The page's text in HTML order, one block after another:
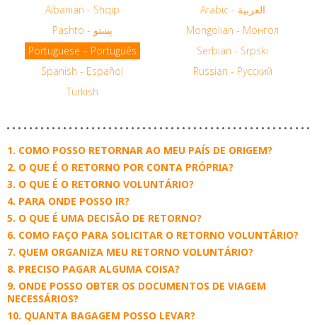
Albanian - Shqip
Arabic - العربية
Pashto - پښتو
Mongolian - Монгол
Portuguese – Português
Serbian - Srpski
Spanish - Español
Russian - Русский
Turkish
COMO POSSO RETORNAR AO MEU PAÍS DE ORIGEM?
O QUE É O RETORNO POR CONTA PRÓPRIA?
O QUE É O RETORNO VOLUNTÁRIO?
PARA ONDE POSSO IR?
O QUE É UMA DECISÃO DE RETORNO?
COMO FAÇO PARA SOLICITAR O RETORNO VOLUNTÁRIO?
QUEM ORGANIZA MEU RETORNO VOLUNTÁRIO?
PRECISO PAGAR ALGUMA COISA?
ONDE POSSO OBTER OS DOCUMENTOS DE VIAGEM
NECESSÁRIOS?
QUANTA BAGAGEM POSSO LEVAR?